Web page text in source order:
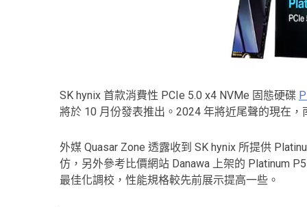
SK hynix 首款消費性 PCIe 5.0 x4 NVMe 固態硬碟
將於 10 月份發表推出。2024 年將近尾聲的現在
外媒 Quasar Zone 透露收到 SK hynix 所提供
仿，另外參考比價網站 Danawa 上架的 Platinum
最佳化調校，性能規格較先前展示提高一些。